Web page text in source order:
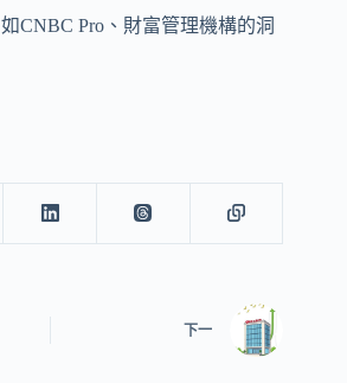
如CNBC Pro、財富管理機構的洞
下一